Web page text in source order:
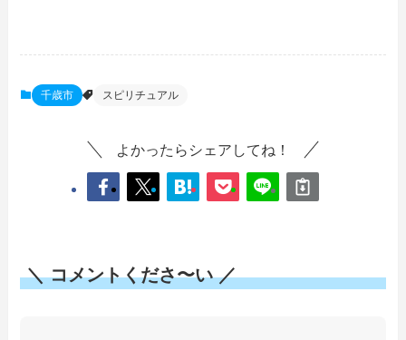
千歳市 スピリチュアル
よかったらシェアしてね！
＼ コメントくださ〜い ／